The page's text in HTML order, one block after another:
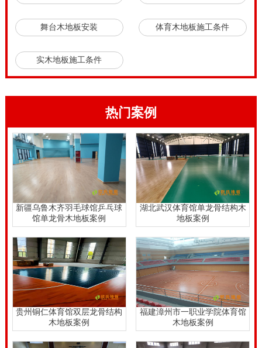
舞台木地板安装 体育木地板施工条件
实木地板施工条件
热门案例
新疆乌鲁木齐羽毛球馆乒乓球
馆单龙骨木地板案例
湖北武汉体育馆单龙骨结构木
地板案例
贵州铜仁体育馆双层龙骨结构
木地板案例
福建漳州市一职业学院体育馆
木地板案例